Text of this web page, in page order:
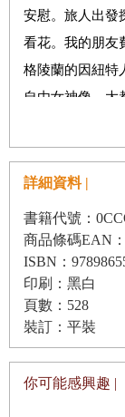
阿富汗—塔利班
日本—沒有圍牆
所羅門群島—所
南極—南極探險
印尼—人人通手
巴西—希望之城
迦納—與迦納總
羅馬尼亞—羅馬
善組織
安慰。旅人出發
看花。我的朋友
格陵蘭的因紐特
自由女神像、大
格陵蘭的時候想
不得不承認，我
塌）就能容納格
在一起是什麼滋
程。
原汁原味的體驗
求。我在二十八
詳細資料 |
書籍代號：
商品條碼EAN
ISBN：
印刷：黑白
頁數：528
裝訂：平裝
你可能感興趣 |